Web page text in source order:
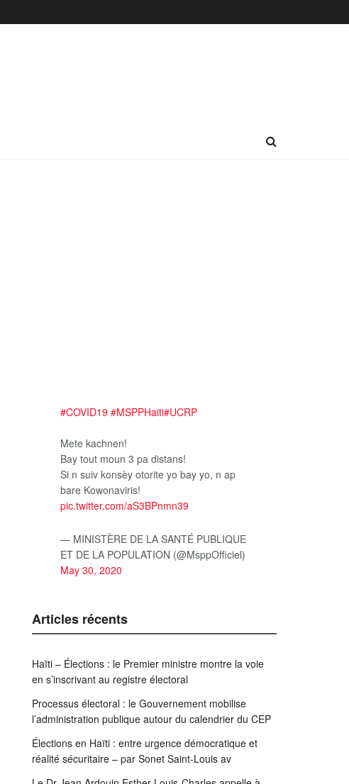
#COVID19 #MSPPHaiti#UCRP
Mete kachnen!
Bay tout moun 3 pa distans!
Si n suiv konsèy otorite yo bay yo, n ap
bare Kowonaviris!
pic.twitter.com/aS3BPnmn39
— MINISTÈRE DE LA SANTÉ PUBLIQUE
ET DE LA POPULATION (@MsppOfficiel)
May 30, 2020
Articles récents
Haïti – Élections : le Premier ministre montre la voie
en s’inscrivant au registre électoral
Processus électoral : le Gouvernement mobilise
l’administration publique autour du calendrier du CEP
Élections en Haïti : entre urgence démocratique et
réalité sécuritaire – par Sonet Saint-Louis av